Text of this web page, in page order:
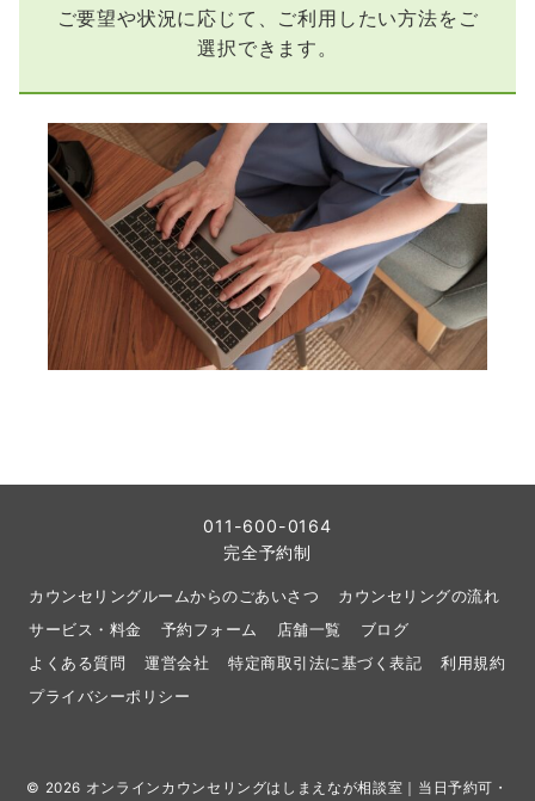
ご要望や状況に応じて、ご利用したい方法をご
選択できます。
011-600-0164
完全予約制
カウンセリングルームからのごあいさつ
カウンセリングの流れ
サービス・料金
予約フォーム 店舗一覧
ブログ
よくある質問
運営会社 特定商取引法に基づく表記
利用規約
プライバシーポリシー
© 2026 オンラインカウンセリングはしまえなが相談室｜当日予約可・